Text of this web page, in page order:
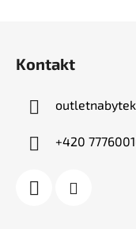
Kontakt
+420